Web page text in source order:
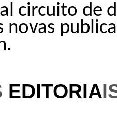
circuito de
novas
EDITORIA